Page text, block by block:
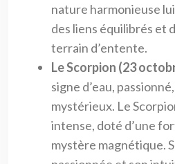
nature harmonieuse
des liens équilibrés et
terrain d’entente.
Le Scorpion (23
signe d’eau,
mystérieux. Le
intense, doté d’une
mystère magnétique.